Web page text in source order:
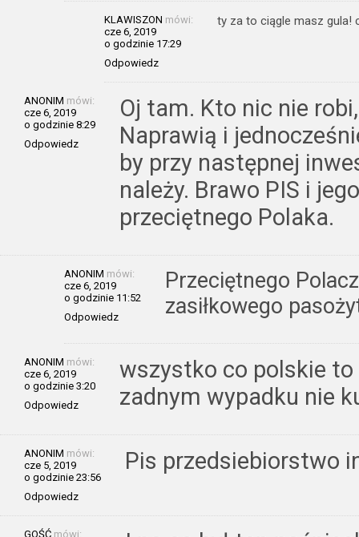
KLAWISZON mówi:
cze 6, 2019
o godzinie 17:29
Odpowiedz
ty za to ciągle masz gula!
ANONIM mówi:
cze 6, 2019
o godzinie 8:29
Odpowiedz
Oj tam. Kto nic nie
Naprawią i
by przy następnej
należy. Brawo PIS i
przeciętnego Polaka.
ANONIM mówi:
cze 6, 2019
o godzinie 11:52
Odpowiedz
Przeciętnego
zasiłkowego
ANONIM mówi:
cze 6, 2019
o godzinie 3:20
Odpowiedz
wszystko co polskie
zadnym wypadku nie
ANONIM mówi:
cze 5, 2019
o godzinie 23:56
Odpowiedz
Pis przedsiebiorstwo
GOŚĆ mówi: